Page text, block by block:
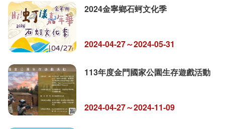
2024金寧鄉石蚵文化季
2024-04-27～2024-05-31
113年度金門國家公園生存遊戲活動
2024-04-27～2024-11-09